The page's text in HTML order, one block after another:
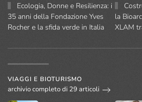
Ecologia, Donne e Resilienza: i
35 anni della Fondazione Yves
Rocher e la sfida verde in Italia
la
XLAM
VIAGGI E BIOTURISMO
archivio completo di 29 articoli